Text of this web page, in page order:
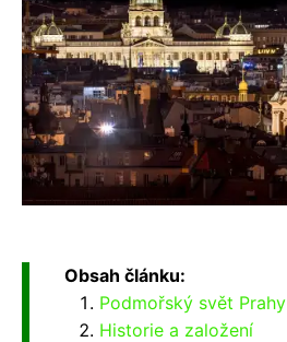
Obsah článku:
Podmořský svět Prahy
Historie a založení